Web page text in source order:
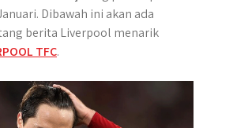
g
r
a
m
e Dibawah ini akan ada
berita Liverpool menarik
TFC.